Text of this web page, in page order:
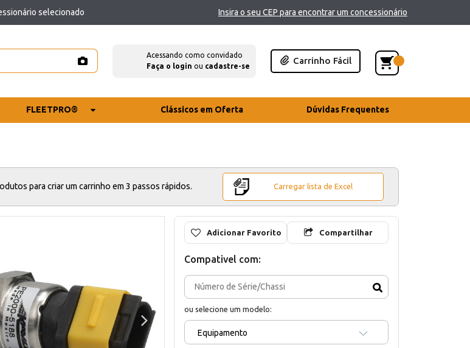
selecionado Insira o seu CEP para encontrar um concessionário
Acessando como convidado
Faça o login ou cadastre-se
Carrinho Fácil
FLEETPRO® Clássicos em Oferta Dúvidas Frequentes
para criar um carrinho em 3 passos rápidos. Carregar lista de Excel
Adicionar Favorito Compartilhar
Compativel com:
ou selecione um modelo:
Equipamento